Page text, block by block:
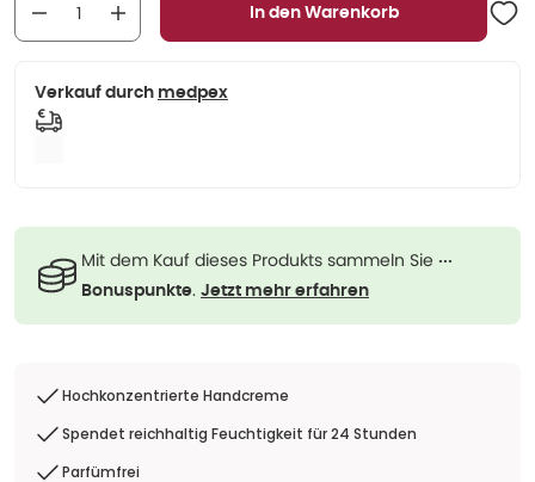
In den Warenkorb
Verkauf durch medpex
Mit dem Kauf dieses Produkts sammeln Sie ···
Bonuspunkte. Jetzt mehr erfahren
Hochkonzentrierte Handcreme
Spendet reichhaltig Feuchtigkeit für 24 Stunden
Parfümfrei